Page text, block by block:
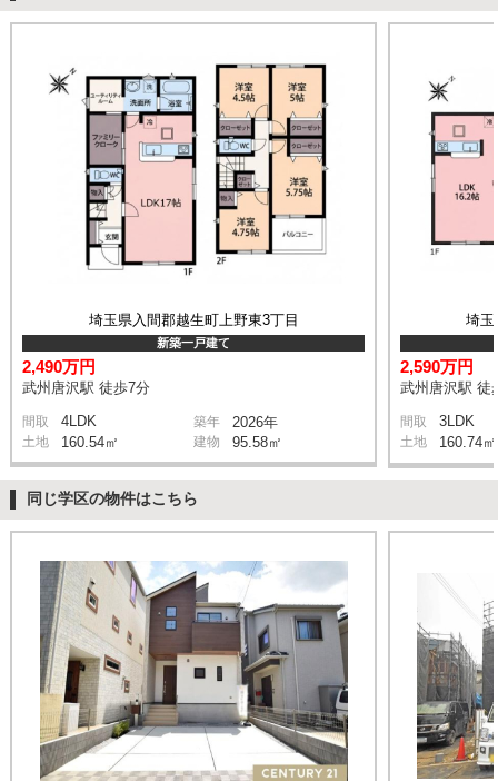
埼玉県入間郡越生町上野東3丁目
新築一戸建て
2,490万円
武州唐沢駅 徒歩7分
間取 4LDK 築年 2026年
土地 160.54㎡ 建物 95.58㎡
埼玉
2,590万円
武州唐沢駅 徒
間取 3LDK
土地 160.74㎡
同じ学区の物件はこちら